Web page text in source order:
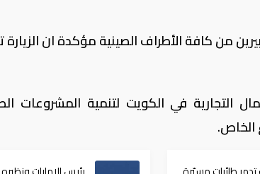
من كافة الأطراف الصينية مؤكدة ان الزيارة
في الكويت لتنمية المشروعات
الخاص.